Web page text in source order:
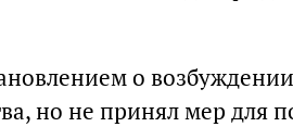
о возбуждении
но не принял мер для